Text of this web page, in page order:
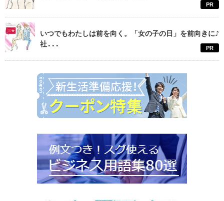
PR
いつでもわたしは前を向く。「女の子の日」を前向きに♪
社...
PR